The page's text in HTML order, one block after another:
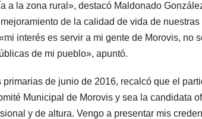
a la zona rural», destacó Maldonado
de la calidad de vida de nuestras
interés es servir a mi gente de Morovis, no
de mi pueblo», apuntó.
de junio de 2016, recalcó que el
Municipal de Morovis y sea la candidata
y de altura. Vengo a presentar mis